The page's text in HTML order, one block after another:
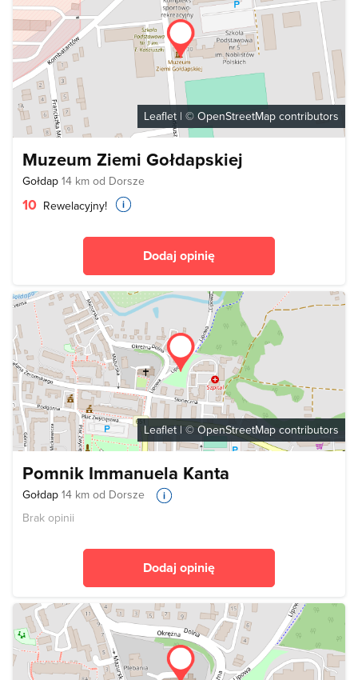
Leaflet | © OpenStreetMap contributors
Muzeum Ziemi Gołdapskiej
Gołdap 14 km od Dorsze
10 Rewelacyjny!
Dodaj opinię
Leaflet | © OpenStreetMap contributors
Pomnik Immanuela Kanta
Gołdap 14 km od Dorsze
Brak opinii
Dodaj opinię